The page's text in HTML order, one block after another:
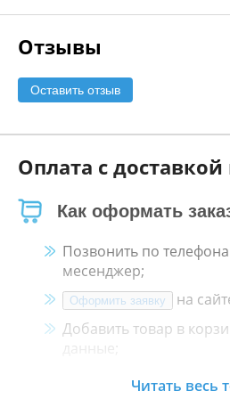
Отзывы
Оставить отзыв
Оплата с
Как оформать
Позвонить по
месенджер;
Оформить заявку
на
Добавить товар в
данные;
Менеджер свяжется с
Читать весь